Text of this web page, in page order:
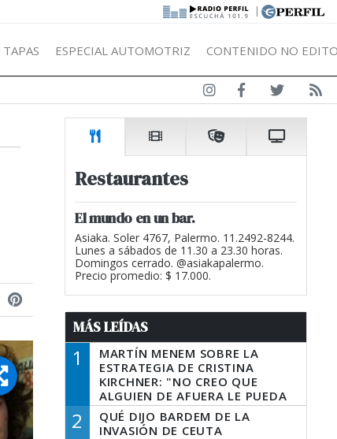
|
TAPAS ESPECIAL AUTOMOTRIZ CONTENIDO NO
Restaurantes
El mundo en un bar.
Asiaka. Soler 4767, Palermo. 11.2492-8244.
Lunes a sábados de 11.30 a 23.30 horas.
Domingos cerrado. @asiakapalermo.
Precio promedio: $ 17.000.
MÁS LEÍDAS
1
MARTÍN MENEM SOBRE LA
ESTRATEGIA DE CRISTINA
KIRCHNER: "NO CREO QUE
ALGUIEN DE AFUERA LE PUEDA
DECIR A LA JUSTICIA LO QUE
TIENE QUE HACER"
2
QUÉ DIJO BARDEM DE LA
INVASIÓN DE CEUTA